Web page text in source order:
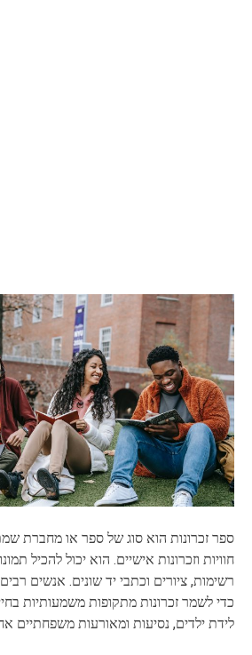
ספר זכרונות הוא סוג של ספר או מחברת
חוויות וזכרונות אישיים. הוא יכול להכיל
רשימות, ציורים וכתבי יד שונים. אנשים רבים
כדי לשמר זכרונות מתקופות משמעותיות
לידת ילדים, נסיעות ומאורעות משפחתיים